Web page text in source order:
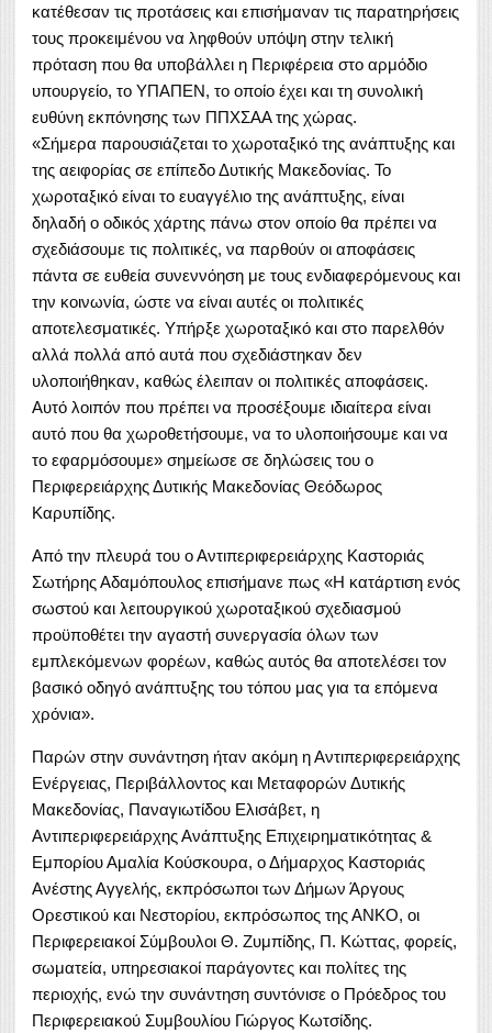
κατέθεσαν τις προτάσεις και επισήμαναν τις παρατηρήσεις
τους προκειμένου να ληφθούν υπόψη στην τελική
πρόταση που θα υποβάλλει η Περιφέρεια στο αρμόδιο
υπουργείο, το ΥΠΑΠΕΝ, το οποίο έχει και τη συνολική
ευθύνη εκπόνησης των ΠΠΧΣΑΑ της χώρας.
«Σήμερα παρουσιάζεται το χωροταξικό της ανάπτυξης και
της αειφορίας σε επίπεδο Δυτικής Μακεδονίας. Το
χωροταξικό είναι το ευαγγέλιο της ανάπτυξης, είναι
δηλαδή ο οδικός χάρτης πάνω στον οποίο θα πρέπει να
σχεδιάσουμε τις πολιτικές, να παρθούν οι αποφάσεις
πάντα σε ευθεία συνεννόηση με τους ενδιαφερόμενους και
την κοινωνία, ώστε να είναι αυτές οι πολιτικές
αποτελεσματικές. Υπήρξε χωροταξικό και στο παρελθόν
αλλά πολλά από αυτά που σχεδιάστηκαν δεν
υλοποιήθηκαν, καθώς έλειπαν οι πολιτικές αποφάσεις.
Αυτό λοιπόν που πρέπει να προσέξουμε ιδιαίτερα είναι
αυτό που θα χωροθετήσουμε, να το υλοποιήσουμε και να
το εφαρμόσουμε» σημείωσε σε δηλώσεις του ο
Περιφερειάρχης Δυτικής Μακεδονίας Θεόδωρος
Καρυπίδης.
Από την πλευρά του ο Αντιπεριφερειάρχης Καστοριάς
Σωτήρης Αδαμόπουλος επισήμανε πως «Η κατάρτιση ενός
σωστού και λειτουργικού χωροταξικού σχεδιασμού
προϋποθέτει την αγαστή συνεργασία όλων των
εμπλεκόμενων φορέων, καθώς αυτός θα αποτελέσει τον
βασικό οδηγό ανάπτυξης του τόπου μας για τα επόμενα
χρόνια».
Παρών στην συνάντηση ήταν ακόμη η Αντιπεριφερειάρχης
Ενέργειας, Περιβάλλοντος και Μεταφορών Δυτικής
Μακεδονίας, Παναγιωτίδου Ελισάβετ, η
Αντιπεριφερειάρχης Ανάπτυξης Επιχειρηματικότητας &
Εμπορίου Αμαλία Κούσκουρα, ο Δήμαρχος Καστοριάς
Ανέστης Αγγελής, εκπρόσωποι των Δήμων Άργους
Ορεστικού και Νεστορίου, εκπρόσωπος της ΑΝΚΟ, οι
Περιφερειακοί Σύμβουλοι Θ. Ζυμπίδης, Π. Κώττας, φορείς,
σωματεία, υπηρεσιακοί παράγοντες και πολίτες της
περιοχής, ενώ την συνάντηση συντόνισε ο Πρόεδρος του
Περιφερειακού Συμβουλίου Γιώργος Κωτσίδης.